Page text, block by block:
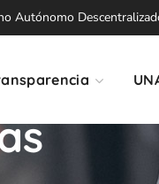
Autónomo